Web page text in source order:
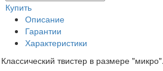
Купить
Описание
Гарантии
Характеристики
Классический твистер в размере